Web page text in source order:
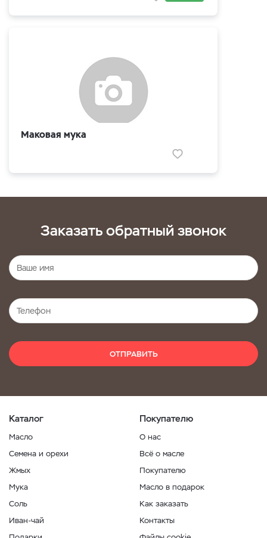
Маковая мука
Заказать обратный звонок
ОТПРАВИТЬ
Каталог
Масло
Семена и орехи
Жмых
Мука
Соль
Иван-чай
Покупателю
О нас
Всё о масле
Покупателю
Масло в подарок
Как заказать
Контакты